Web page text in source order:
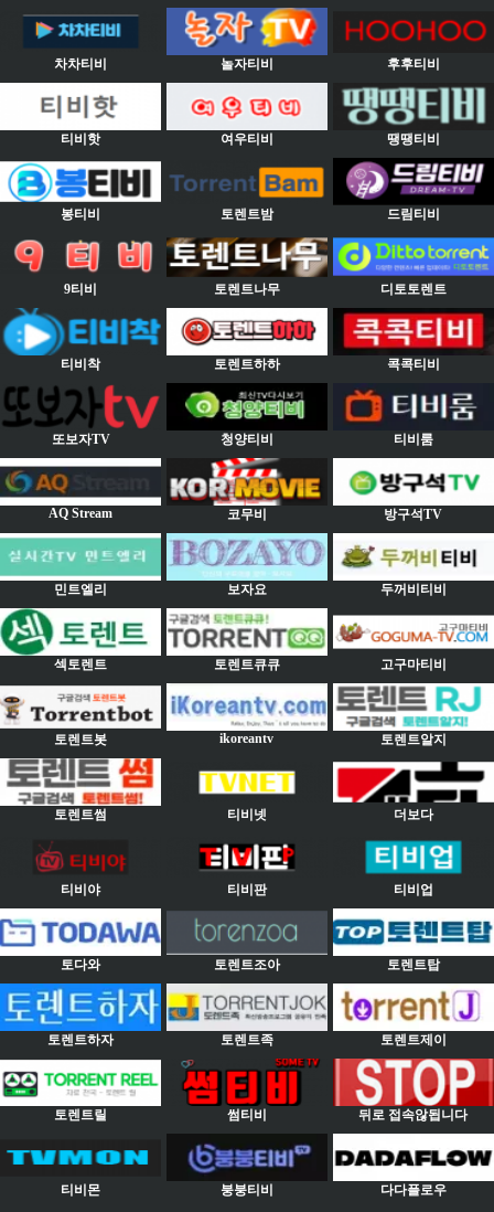
차차티비 놀자티비 후후티비
티비핫 여우티비 땡땡티비
봉티비 토렌트밤 드림티비
9티비 토렌트나무 디토토렌트
티비착 토렌트하하 콕콕티비
또보자TV 청양티비 티비룸
AQ Stream 코무비 방구석TV
민트엘리 보자요 두꺼비티비
섹토렌트 토렌트큐큐 고구마티비
토렌트봇 ikoreantv 토렌트알지
토렌트썸 티비넷 더보다
티비야 티비판 티비업
토다와 토렌트조아 토렌트탑
토렌트하자 토렌트족 토렌트제이
토렌트릴 썸티비 뒤로 접속않됩니다
티비몬 붕붕티비 다다플로우